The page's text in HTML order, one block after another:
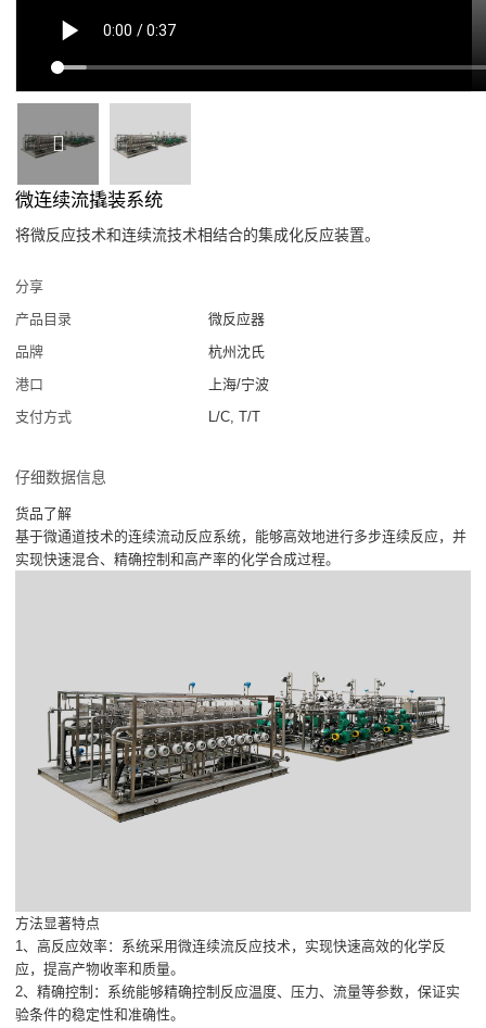
微连续流撬装系统
将微反应技术和连续流技术相结合的集成化反应装置。
分享
产品目录
微反应器
品牌
杭州沈氏
港口
上海/宁波
支付方式
L/C, T/T
仔细数据信息
货品了解
基于微通道技术的连续流动反应系统，能够高效地进行多步连续反应，并
实现快速混合、精确控制和高产率的化学合成过程。
方法显著特点
1、高反应效率：系统采用微连续流反应技术，实现快速高效的化学反
应，提高产物收率和质量。
2、精确控制：系统能够精确控制反应温度、压力、流量等参数，保证实
验条件的稳定性和准确性。